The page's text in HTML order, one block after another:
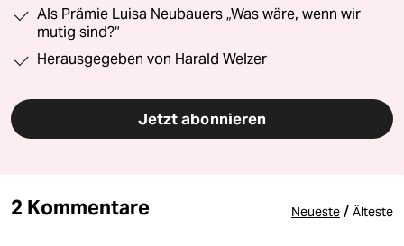
Als Prämie Luisa Neubauers „Was wäre, wenn wir
mutig sind?“
Herausgegeben von Harald Welzer
Jetzt abonnieren
2 Kommentare Neueste / Älteste